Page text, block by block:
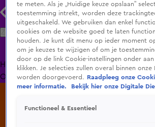
Zoeken
HomeUitzending Gemist Programma's
OranjezomerLivestreamsShop
te meten. Als je „Huidige keuze opslaan”
toestemming intrekt, worden deze
uitgeschakeld. We gebruiken dan enkel
cookies om de website goed te laten
houden. Je kunt dit menu op ieder moment
om je keuzes te wijzigen of om je
door op de link Cookie-instellingen onder
klikken. Je selecties zullen overal binnen onze
worden doorgevoerd.
Raadpleeg onze
meer informatie.
Bekijk hier onze Digitale
Functioneel & Essentieel